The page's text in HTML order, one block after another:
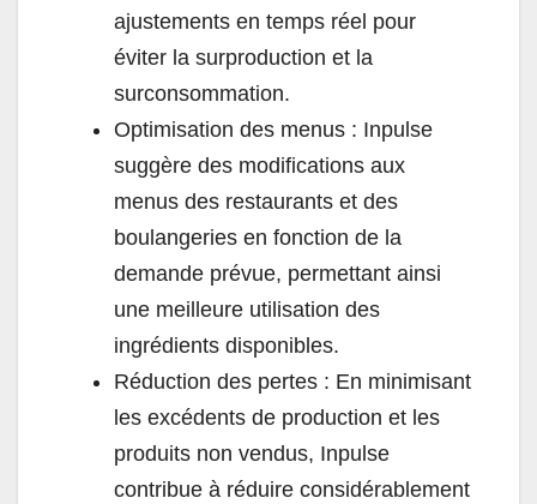
ajustements en temps réel pour
éviter la surproduction et la
surconsommation.
Optimisation des menus : Inpulse
suggère des modifications aux
menus des restaurants et des
boulangeries en fonction de la
demande prévue, permettant ainsi
une meilleure utilisation des
ingrédients disponibles.
Réduction des pertes : En minimisant
les excédents de production et les
produits non vendus, Inpulse
contribue à réduire considérablement